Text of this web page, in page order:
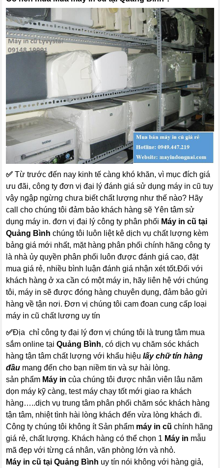
✅ Từ trước đến nay kinh tế càng khó khăn, vì mục đích giá
ưu đãi, công ty đơn vị đại lý đánh giá sử dụng máy in cũ tuy
vậy ngập ngừng chưa biết chất lượng như thế nào? Hãy
call cho chúng tôi đảm bảo khách hàng sẽ Yên tâm sử
dụng máy in. đơn vị đại lý công ty phân phối Máy in cũ tại
Quảng Bình chúng tôi luôn liệt kê dịch vụ chất lượng kèm
bảng giá mới nhất, mặt hàng phân phối chính hãng công ty
là nhà ủy quyền phân phối luôn được đánh giá cao, đặt
mua giá rẻ, nhiều bình luận đánh giá nhận xét tốt.Đối với
khách hàng ở xa cần có một máy in, hãy liên hệ với chúng
tôi, máy in sẽ được đóng hàng chuyên dụng, đảm bảo gửi
hàng về tận nơi. Đơn vị chúng tôi cam đoan cung cấp loại
máy in cũ chất lương uy tín
✅Địa chỉ công ty đại lý đơn vị chúng tôi là trung tâm mua
sắm online tạiQuảng Bình, có dịch vụ chăm sóc khách
hàng tận tâm chất lượng với khẩu hiệulấy chữ tín hàng
đầu mang đến cho bạn niềm tin và sự hài lòng.
sản phẩm Máy in của chúng tôi được nhân viên lâu năm
dọn máy kỹ càng, test máy chạy tốt mới giao ra khách
hàng…..dịch vụ trung tâm phân phối chăm sóc khách hàng
tận tâm, nhiệt tình hài lòng khách đến vừa lòng khách đi.
Công ty chúng tôi không ít Sản phẩm máy in cũ chính hãng
giá rẻ, chất lượng. Khách hàng có thể chọn 1 Máy in mẫu
mã đẹp với từng cá nhân, văn phòng lớn và nhỏ.
Máy in cũ tại Quảng Bình uy tín nói không với hàng giả,